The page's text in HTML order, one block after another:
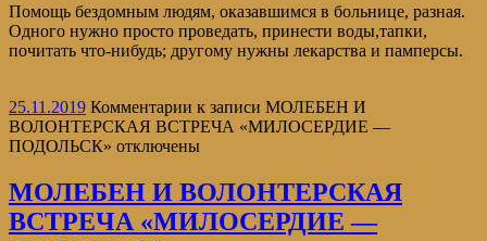
Помощь бездомным людям, оказавшимся в больнице, разная.
Одного нужно просто проведать, принести воды,тапки,
почитать что-нибудь; другому нужны лекарства и памперсы.
25.11.2019 Комментарии к записи МОЛЕБЕН И
ВОЛОНТЕРСКАЯ ВСТРЕЧА «МИЛОСЕРДИЕ —
ПОДОЛЬСК» отключены
МОЛЕБЕН И ВОЛОНТЕРСКАЯ
ВСТРЕЧА «МИЛОСЕРДИЕ —